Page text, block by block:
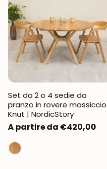
Set da 2 o 4 sedie da
pranzo in rovere massiccio
Knut | NordicStory
Prezzo
normale
A partire da €420,00